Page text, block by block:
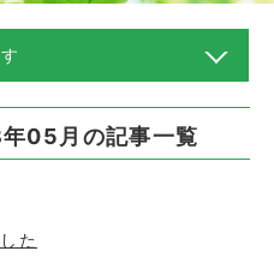
05月の記事一覧
た